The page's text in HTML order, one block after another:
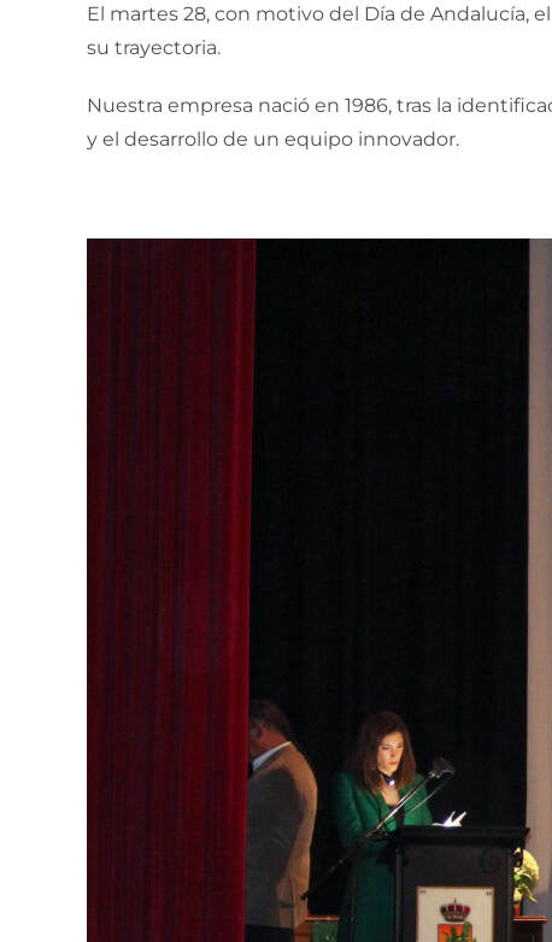
El martes 28, con motivo del Día de Andalucía,
su trayectoria.
Nuestra empresa nació en 1986, tras la
y el desarrollo de un equipo innovador.